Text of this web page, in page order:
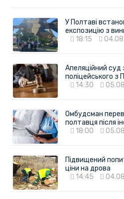
У Полтаві
експозицію з
18:15
04.08
Апеляційний
поліцейського з
14:30
05.08
Омбудсман
полтавця після
18:00
05.08
Підвищений
ціни на дрова
14:45
04.08